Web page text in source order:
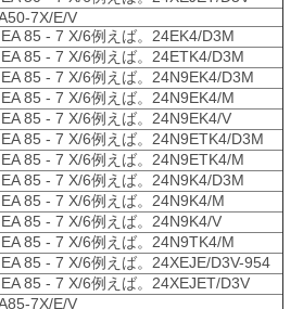
7X/E/V
85 - 7 X/6例えば。24EK4/D3M
85 - 7 X/6例えば。24ETK4/D3M
85 - 7 X/6例えば。24N9EK4/D3M
85 - 7 X/6例えば。24N9EK4/M
85 - 7 X/6例えば。24N9EK4/V
85 - 7 X/6例えば。24N9ETK4/D3M
85 - 7 X/6例えば。24N9ETK4/M
85 - 7 X/6例えば。24N9K4/D3M
85 - 7 X/6例えば。24N9K4/M
85 - 7 X/6例えば。24N9K4/V
85 - 7 X/6例えば。24N9TK4/M
85 - 7 X/6例えば。24XEJE/D3V-954
85 - 7 X/6例えば。24XEJET/D3V
7X/E/V